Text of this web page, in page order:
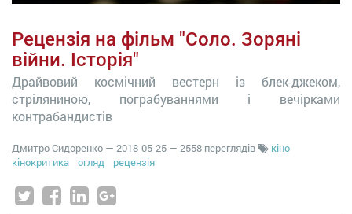
Рецензія на фільм "Соло. Зоряні
війни. Історія"
Драйвовий космічний вестерн із блек-джеком,
стріляниною, пограбуваннями і вечірками
контрабандистів
Дмитро Сидоренко — 2018-05-25 — 2558 переглядів
кіно
кінокритика
огляд рецензія